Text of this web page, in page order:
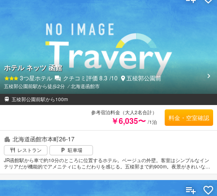
北海道函館市本町26-17
レストラン
駐車場
JR函館駅から車で約10分のところに位置するホテル。ベージュの外壁。客室はシンプルなイン
テリアだが機能的でアメニティにもこだわりを感じる。五稜郭まで約900m。夜景がきれいな函
館山ロープウェイへは約6.1km。函館空港から車で約15分。
ホテル ネッツ 函館
3つ星ホテル クチコミ評価 8.3 /10 五稜郭公園前
五稜郭公園前駅から徒歩2分 ⁄北海道函館市
五稜郭公園前駅から100m
参考宿泊料金（大人2名合計）
￥6,035〜 /1泊
料金・空室確認